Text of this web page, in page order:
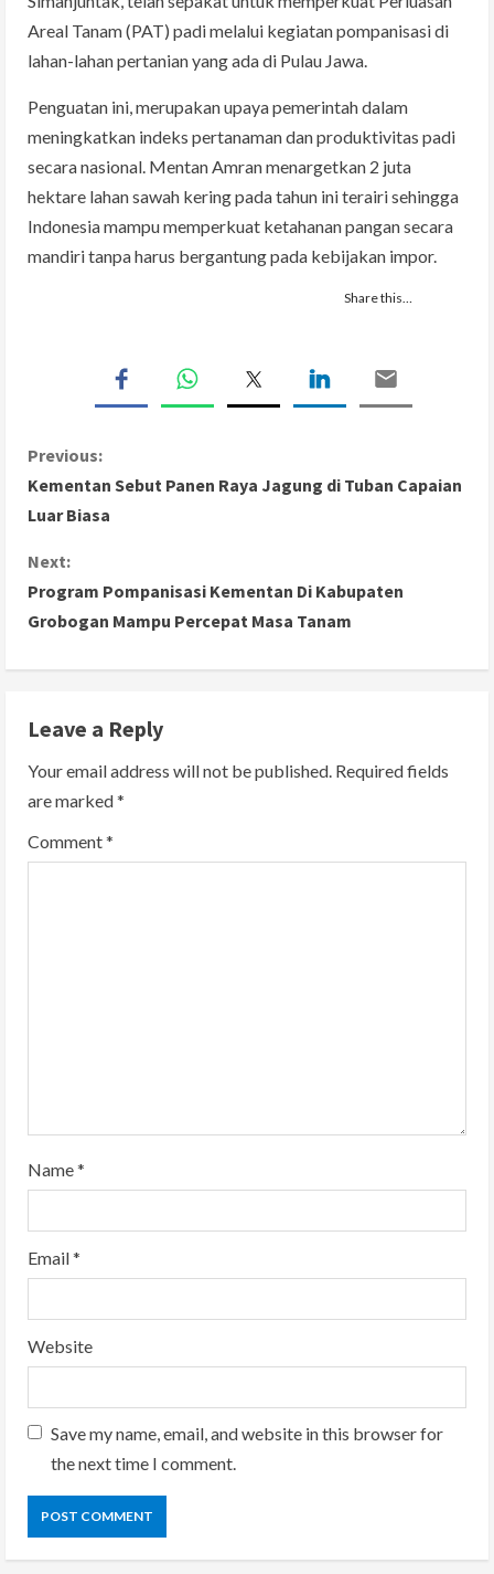
Areal Tanam (PAT) padi melalui kegiatan pompanisasi di
lahan-lahan pertanian yang ada di Pulau Jawa.
Penguatan ini, merupakan upaya pemerintah dalam
meningkatkan indeks pertanaman dan produktivitas padi
secara nasional. Mentan Amran menargetkan 2 juta
hektare lahan sawah kering pada tahun ini terairi sehingga
Indonesia mampu memperkuat ketahanan pangan secara
mandiri tanpa harus bergantung pada kebijakan impor.
Share this…
C
o
n
t
u
e
R
Previous:
Kementan Sebut Panen Raya Jagung di Tuban Capaian
Luar Biasa
Next:
Program Pompanisasi Kementan Di Kabupaten
Grobogan Mampu Percepat Masa Tanam
Leave a Reply
Your email address will not be published. Required fields
are marked*
Comment*
Name*
Email*
Website
Save my name, email, and website in this browser for
the next time I comment.